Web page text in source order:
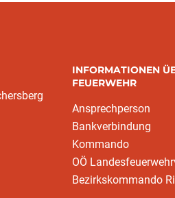
INFORMATIONEN
FEUERWEHR
Ansprechperson
Bankverbindung
Kommando
OÖ
Bezirkskommando